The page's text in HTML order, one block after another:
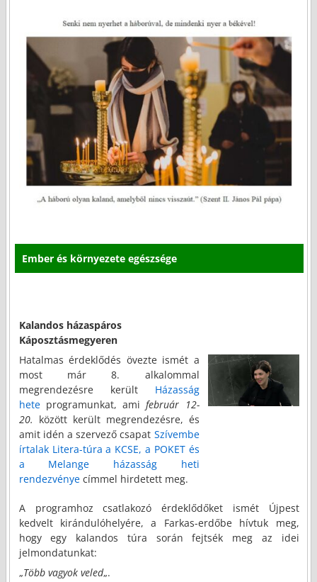
Ember és környezete egészsége
Kalandos házaspáros
Káposztásmegyeren
Hatalmas érdeklődés övezte ismét a
most már 8. alkalommal
megrendezésre került Házasság
heteprogramunkat, amifebruár 12-
20. között került megrendezésre, és
amit idén a szervező csapat Szívembe
írtalak Litera-túra a KCSE, a POKET és
a Melange házasság heti
rendezvényecímmel hirdetett meg.
A programhoz csatlakozó érdeklődőket ismét Újpest
kedvelt kirándulóhelyére, a Farkas-erdőbe hívtuk meg,
hogy egy kalandos túra során fejtsék meg az idei
jelmondatunkat:
„Több vagyok veled„.